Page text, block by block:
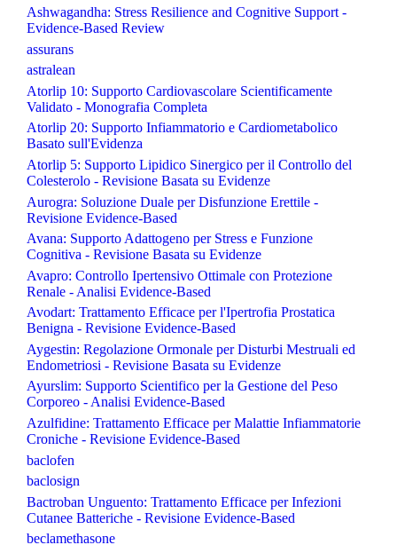
Ashwagandha: Stress Resilience and Cognitive Support -
Evidence-Based Review
assurans
astralean
Atorlip 10: Supporto Cardiovascolare Scientificamente
Validato - Monografia Completa
Atorlip 20: Supporto Infiammatorio e Cardiometabolico
Basato sull'Evidenza
Atorlip 5: Supporto Lipidico Sinergico per il Controllo del
Colesterolo - Revisione Basata su Evidenze
Aurogra: Soluzione Duale per Disfunzione Erettile -
Revisione Evidence-Based
Avana: Supporto Adattogeno per Stress e Funzione
Cognitiva - Revisione Basata su Evidenze
Avapro: Controllo Ipertensivo Ottimale con Protezione
Renale - Analisi Evidence-Based
Avodart: Trattamento Efficace per l'Ipertrofia Prostatica
Benigna - Revisione Evidence-Based
Aygestin: Regolazione Ormonale per Disturbi Mestruali ed
Endometriosi - Revisione Basata su Evidenze
Ayurslim: Supporto Scientifico per la Gestione del Peso
Corporeo - Analisi Evidence-Based
Azulfidine: Trattamento Efficace per Malattie Infiammatorie
Croniche - Revisione Evidence-Based
baclofen
baclosign
Bactroban Unguento: Trattamento Efficace per Infezioni
Cutanee Batteriche - Revisione Evidence-Based
beclamethasone